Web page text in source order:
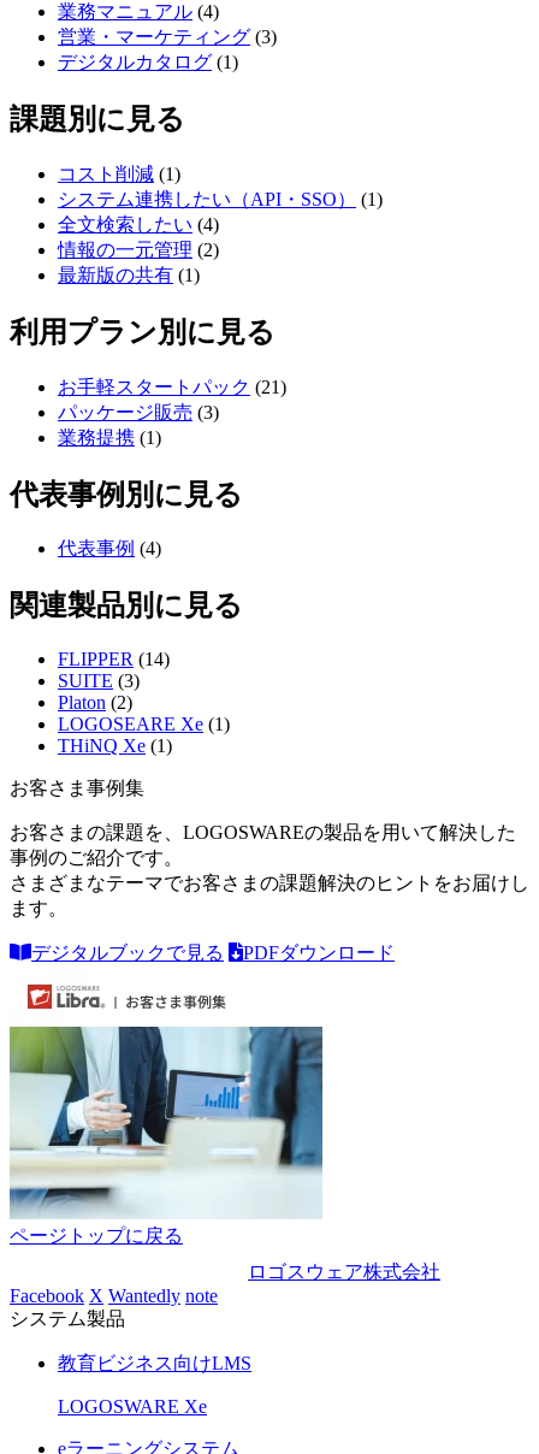
業務マニュアル (4)
営業・マーケティング (3)
デジタルカタログ (1)
課題別に見る
コスト削減 (1)
システム連携したい（API・SSO）
(1)
全文検索したい (4)
情報の一元管理 (2)
最新版の共有 (1)
利用プラン別に見る
お手軽スタートパック (21)
パッケージ販売 (3)
業務提携 (1)
代表事例別に見る
代表事例 (4)
関連製品別に見る
FLIPPER (14)
SUITE (3)
Platon (2)
LOGOSEARE Xe (1)
THiNQ Xe (1)
お客さま事例集
お客さまの課題を、LOGOSWAREの製品を用いて解決した
事例のご紹介です。
さまざまなテーマでお客さまの課題解決のヒントをお届けし
ます。
デジタルブックで見る PDFダウンロード
ページトップに戻る
ロゴスウェア株式会社
Facebook X Wantedly note
システム製品
教育ビジネス向けLMS
LOGOSWARE Xe
eラーニングシステム